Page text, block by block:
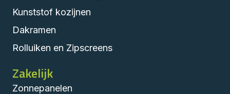
Kunststof kozijnen
Dakramen
Rolluiken en Zipscreens
Zakelijk
Zonnepanelen